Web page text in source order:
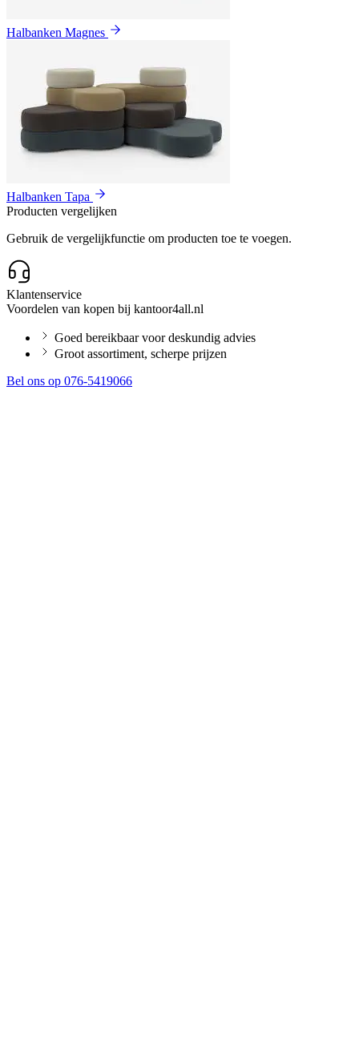
Halbanken Magnes
Halbanken Tapa
Producten vergelijken
Gebruik de vergelijkfunctie om producten toe te voegen.
Klantenservice
Voordelen van kopen bij kantoor4all.nl
Goed bereikbaar voor deskundig advies
Groot assortiment, scherpe prijzen
Bel ons op 076-5419066